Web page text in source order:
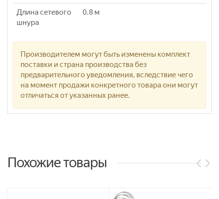
Длина сетевого
шнура
0.8 м
Производителем могут быть изменены комплект
поставки и страна производства без
предварительного уведомления, вследствие чего
на момент продажи конкретного товара они могут
отличаться от указанных ранее.
Похожие товары